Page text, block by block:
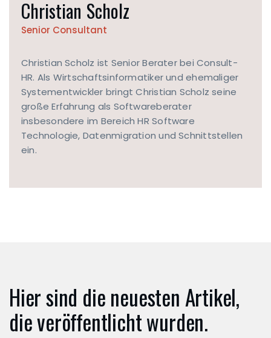
KONTAKTFORMULAR
Christian Scholz
Senior Consultant
Christian Scholz ist Senior Berater bei Consult-
HR. Als Wirtschaftsinformatiker und ehemaliger
Systementwickler bringt Christian Scholz seine
große Erfahrung als Softwareberater
insbesondere im Bereich HR Software
Technologie, Datenmigration und Schnittstellen
ein.
Hier sind die neuesten Artikel,
die veröffentlicht wurden.